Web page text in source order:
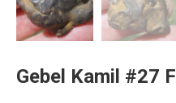
Gebel Kamil #27